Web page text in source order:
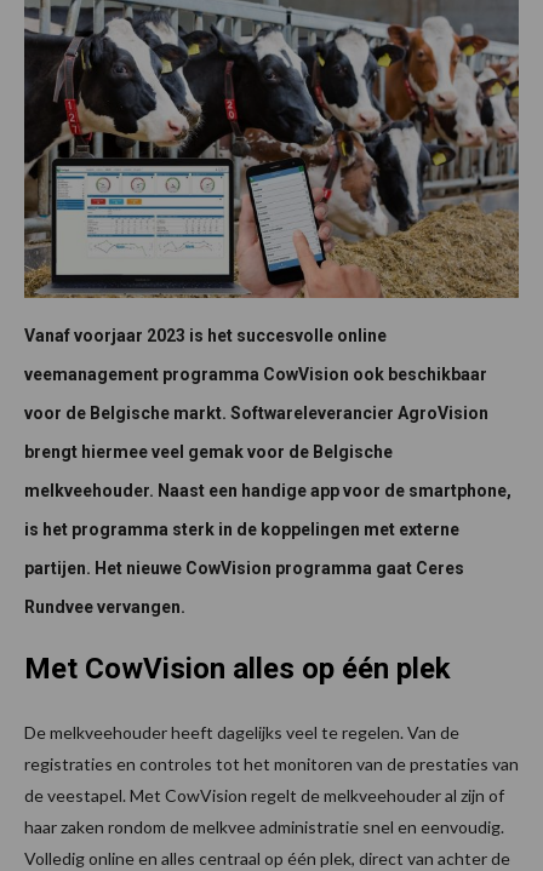
Vanaf voorjaar 2023 is het succesvolle online
veemanagement programma CowVision ook beschikbaar
voor de Belgische markt. Softwareleverancier AgroVision
brengt hiermee veel gemak voor de Belgische
melkveehouder. Naast een handige app voor de smartphone,
is het programma sterk in de koppelingen met externe
partijen. Het nieuwe CowVision programma gaat Ceres
Rundvee vervangen.
Met CowVision alles op één plek
De melkveehouder heeft dagelijks veel te regelen. Van de
registraties en controles tot het monitoren van de prestaties van
de veestapel. Met CowVision regelt de melkveehouder al zijn of
haar zaken rondom de melkvee administratie snel en eenvoudig.
Volledig online en alles centraal op één plek, direct van achter de